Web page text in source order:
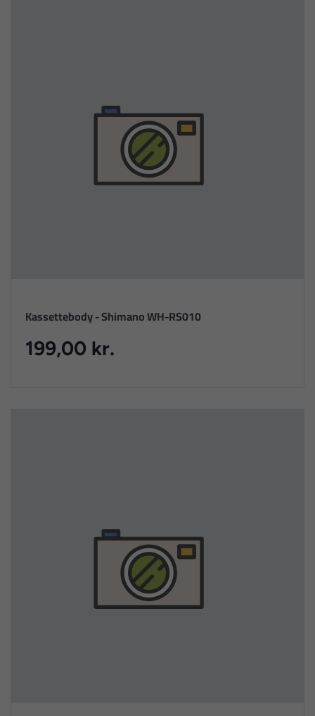
Kassettebody - Shimano WH-RS010
199,00 kr.